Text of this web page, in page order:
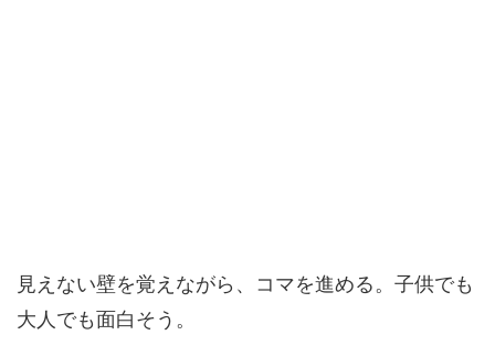
見えない壁を覚えながら、コマを進める。子供でも
大人でも面白そう。